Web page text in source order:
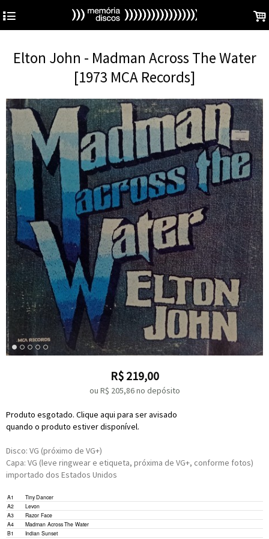
4 .
Elton John - Madman Across The Water
[1973 MCA Records]
R$ 219,00
ou R$ 205,86no depósito
Produto esgotado. Clique aqui para ser avisado
quando o produto estiver disponível.
Disco: VG (próximo de VG+)
Capa: VG (leve ringwear e etiqueta, próxima de VG+, conforme fotos)
importado dos Estados Unidos
A1
Tiny Dancer
A2
Levon
A3
Razor Face
A4
Madman Across The Water
B1
Indian Sunset